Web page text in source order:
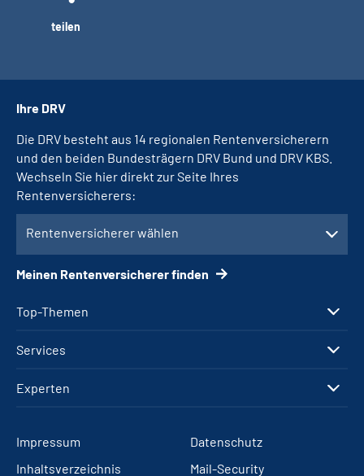
teilen
Top-Themen
Services
Experten
Ihre DRV
Die DRV besteht aus 14 regionalen Rentenversicherern
und den beiden Bundesträgern DRV Bund und DRV KBS.
Wechseln Sie hier direkt zur Seite Ihres
Rentenversicherers:
Rentenversicherer wählen
Meinen Rentenversicherer finden
Impressum
Datenschutz
Inhaltsverzeichnis
Mail-Security